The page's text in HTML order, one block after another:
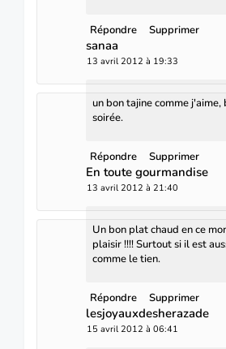
Répondre Supprimer
sanaa
13 avril 2012 à 19:33
un bon tajine comme j'aime,
soirée.
Répondre Supprimer
En toute gourmandise
13 avril 2012 à 21:40
Un bon plat chaud en ce
plaisir !!!! Surtout si il est
comme le tien.
Répondre Supprimer
lesjoyauxdesherazade
15 avril 2012 à 06:41